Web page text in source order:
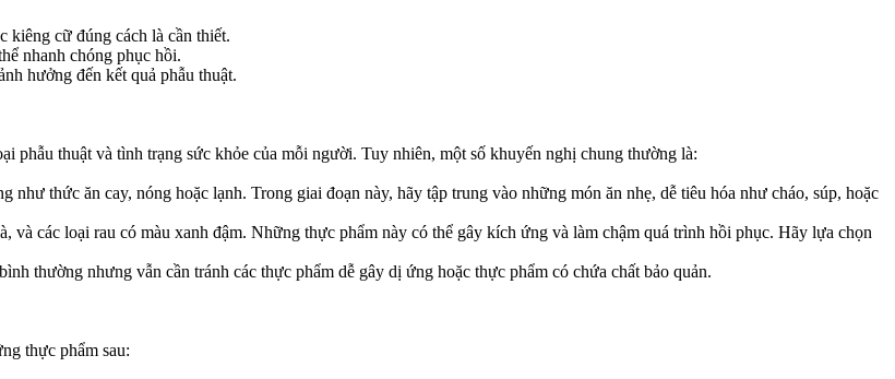
kiêng cữ đúng cách là cần thiết.
nhanh chóng phục hồi.
hưởng đến kết quả phẫu thuật.
phẫu thuật và tình trạng sức khỏe của mỗi người. Tuy nhiên, một số khuyến nghị chung thường là:
thức ăn cay, nóng hoặc lạnh. Trong giai đoạn này, hãy tập trung vào những món ăn nhẹ, dễ tiêu hóa như cháo, súp, hoặc
và các loại rau có màu xanh đậm. Những thực phẩm này có thể gây kích ứng và làm chậm quá trình hồi phục. Hãy lựa chọn
thường nhưng vẫn cần tránh các thực phẩm dễ gây dị ứng hoặc thực phẩm có chứa chất bảo quản.
thực phẩm sau: